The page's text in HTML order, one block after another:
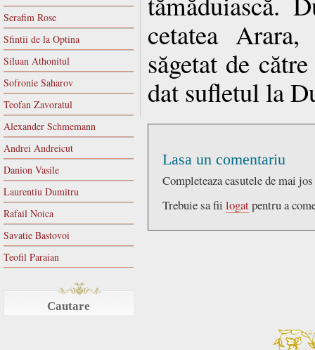
Serafim Rose
Sfintii de la Optina
Siluan Athonitul
Sofronie Saharov
Teofan Zavoratul
Alexander Schmemann
Andrei Andreicut
Danion Vasile
Laurentiu Dumitru
Rafail Noica
Savatie Bastovoi
Teofil Paraian
Cautare
cetatea
săgetat de
dat sufletul la
Lasa un comentariu
Completeaza casutele de mai
Trebuie sa fii logatpentru a